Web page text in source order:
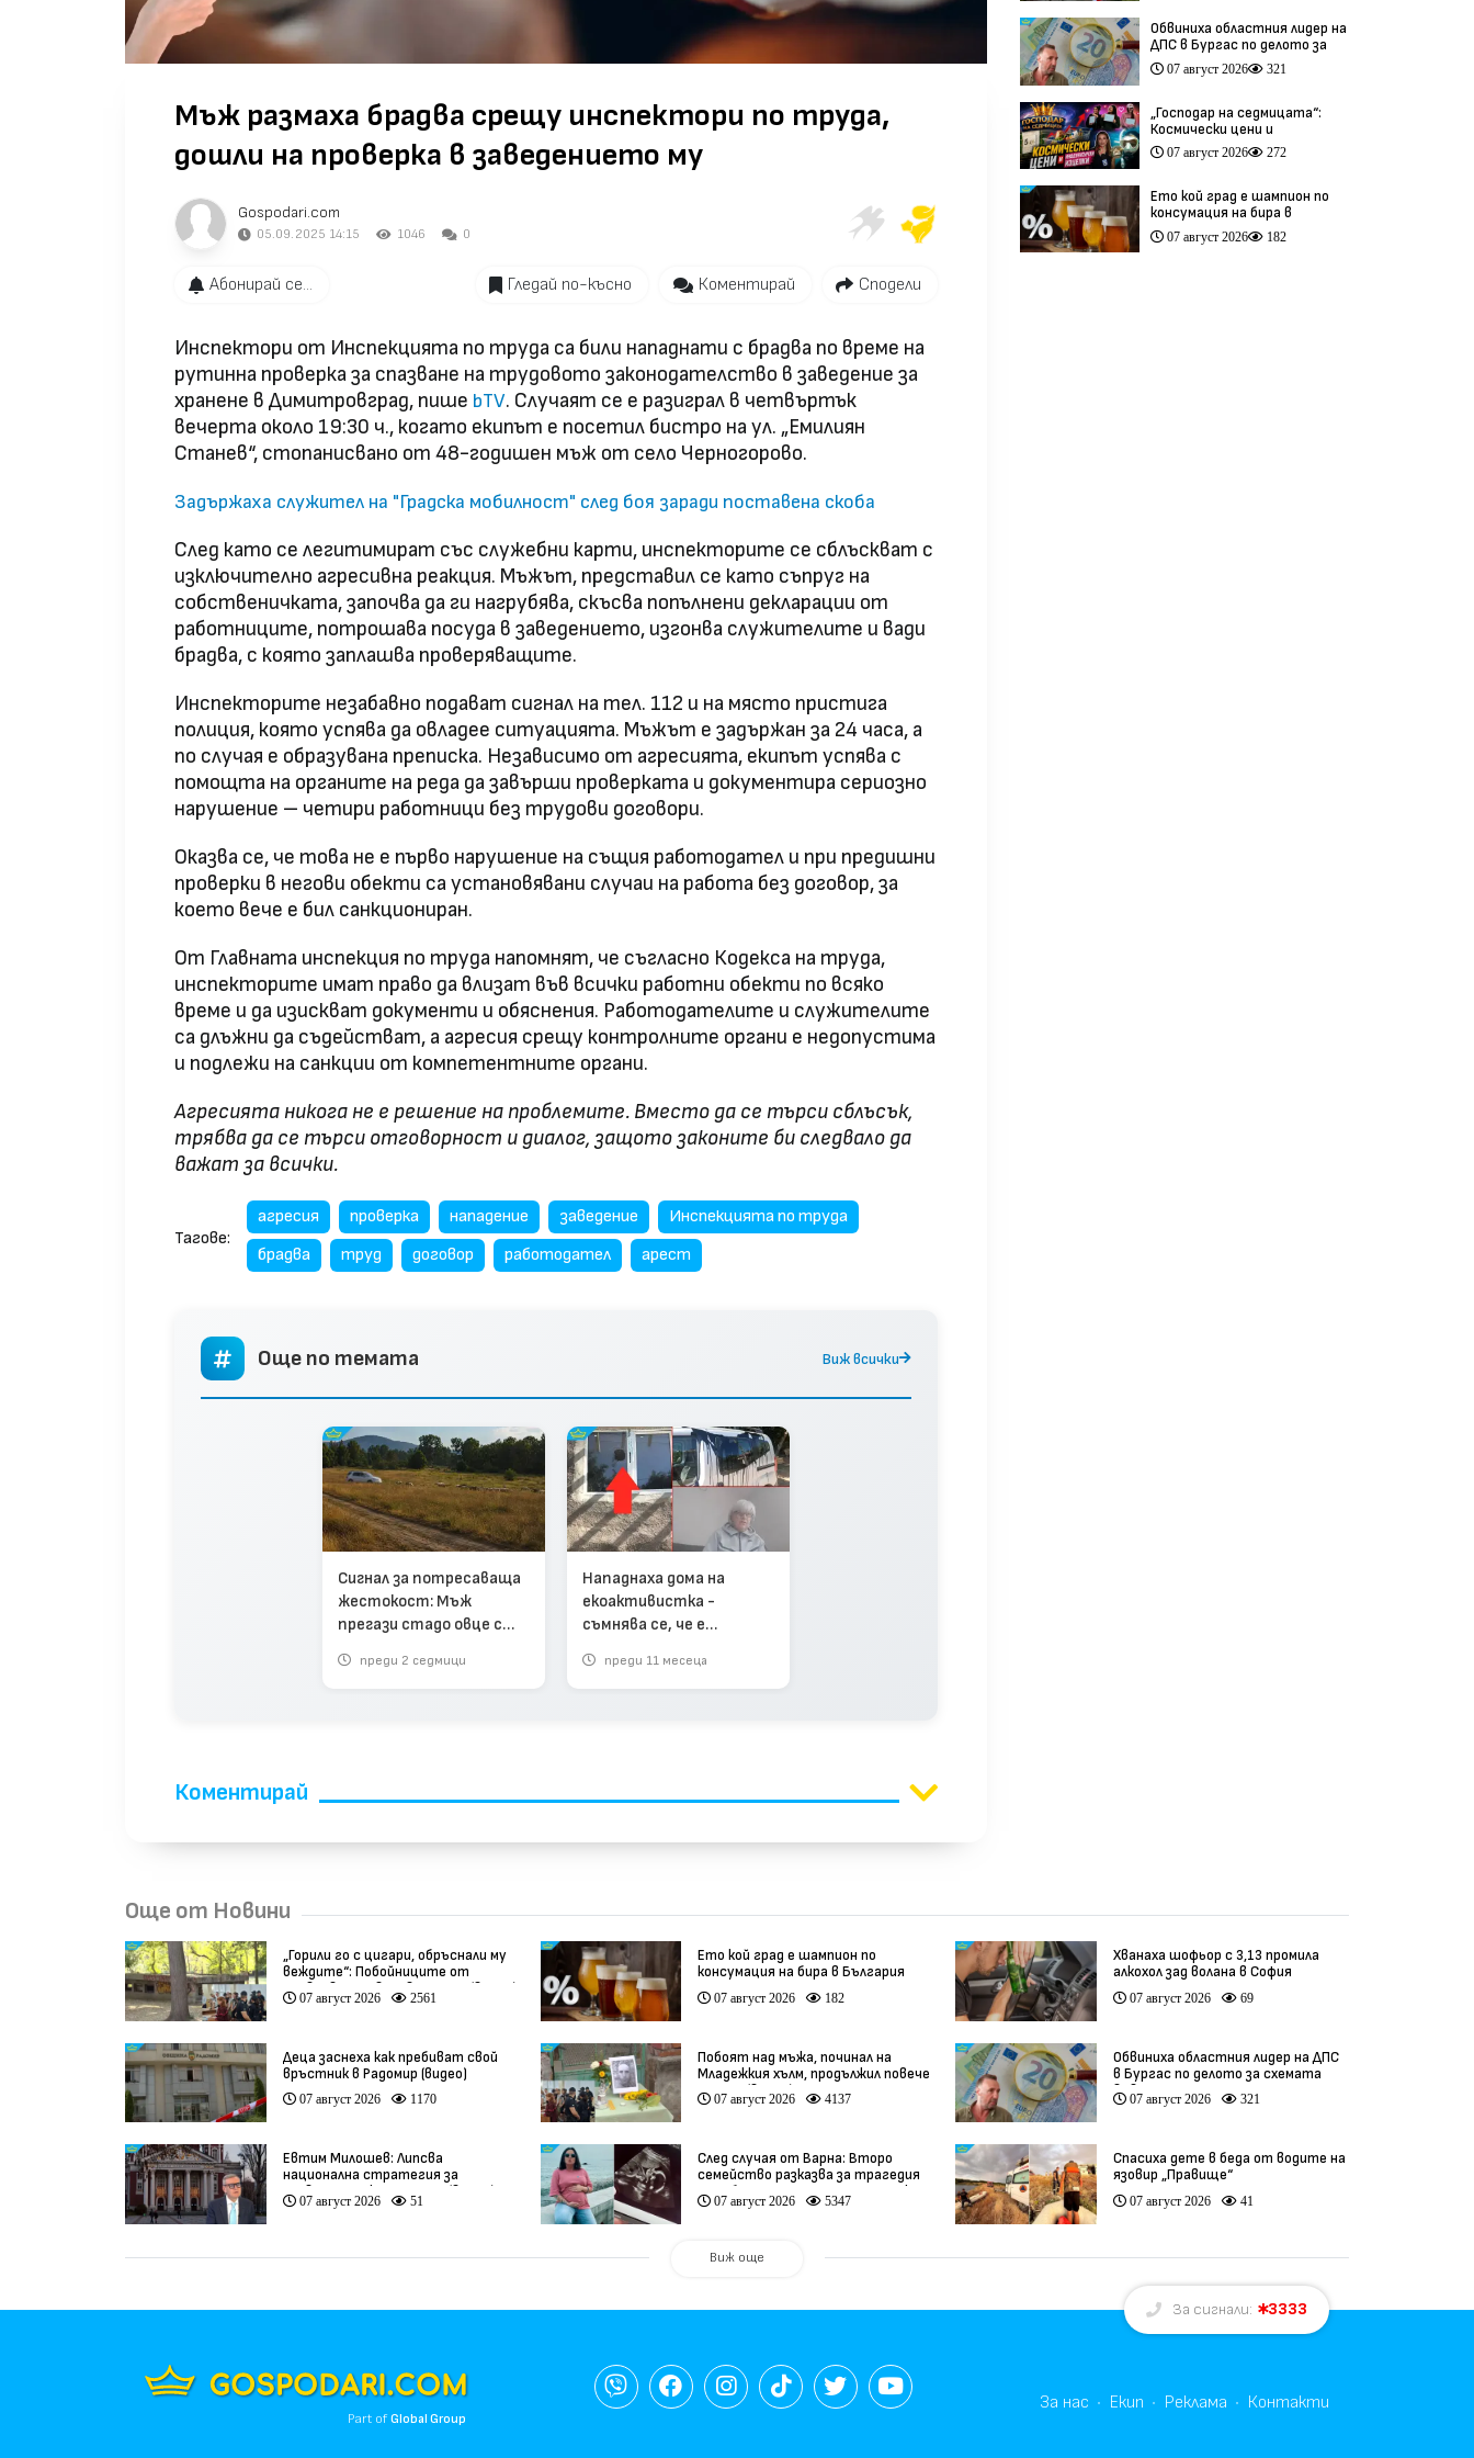
Мъж размаха брадва срещу инспектори по труда,
дошли на проверка в заведението му
Gospodari.com
05.09.2025 14:15 1046 0
Абонирай се... Гледай по-късно Коментирай Сподели
Инспектори от Инспекцията по труда са били нападнати с брадва по време на
рутинна проверка за спазване на трудовото законодателство в заведение за
хранене в Димитровград, пише bTV. Случаят се е разиграл в четвъртък
вечерта около 19:30 ч., когато екипът е посетил бистро на ул. „Емилиян
Станев“, стопанисвано от 48-годишен мъж от село Черногорово.
Задържаха служител на "Градска мобилност" след боя заради поставена скоба
След като се легитимират със служебни карти, инспекторите се сблъскват с
изключително агресивна реакция. Мъжът, представил се като съпруг на
собственичката, започва да ги нагрубява, скъсва попълнени декларации от
работниците, потрошава посуда в заведението, изгонва служителите и вади
брадва, с която заплашва проверяващите.
Инспекторите незабавно подават сигнал на тел. 112 и на място пристига
полиция, която успява да овладее ситуацията. Мъжът е задържан за 24 часа, а
по случая е образувана преписка. Независимо от агресията, екипът успява с
помощта на органите на реда да завърши проверката и документира сериозно
нарушение – четири работници без трудови договори.
Оказва се, че това не е първо нарушение на същия работодател и при предишни
проверки в негови обекти са установявани случаи на работа без договор, за
което вече е бил санкциониран.
От Главната инспекция по труда напомнят, че съгласно Кодекса на труда,
инспекторите имат право да влизат във всички работни обекти по всяко
време и да изискват документи и обяснения. Работодателите и служителите
са длъжни да съдействат, а агресия срещу контролните органи е недопустима
и подлежи на санкции от компетентните органи.
Агресията никога не е решение на проблемите. Вместо да се търси сблъсък,
трябва да се търси отговорност и диалог, защото законите би следвало да
важат за всички.
Тагове:
агресия проверка нападение заведение
Инспекцията по труда
брадва
труд договор работодател арест
Още по темата Виж всички
Сигнал за потресаваща
жестокост: Мъж
прегази стадо овце с
преди 2 седмици
Нападнаха дома на
екоактивистка -
съмнява се, че е
интереси (видео)
преди 11 месеца
Коментирай
Обвиниха областния лидер на
ДПС в Бургас по делото за
схемата във ВиК
07 август 2026 321
„Господар на седмицата“:
Космически цени и
инфлуенсърски изцепки
(видео)
07 август 2026 272
Ето кой град е шампион по
консумация на бира в
България
07 август 2026 182
Още от Новини
„Горили го с цигари, обръснали му
веждите“: Побойниците от
Пловдив остават в ареста (видео)
07 август 2026 2561
Ето кой град е шампион по
консумация на бира в България
07 август 2026 182
Хванаха шофьор с 3,13 промила
алкохол зад волана в София
07 август 2026 69
Деца заснеха как пребиват свой
връстник в Радомир (видео)
07 август 2026 1170
Побоят над мъжа, починал на
Младежкия хълм, продължил повече
от час (видео)
07 август 2026 4137
Обвиниха областния лидер на ДПС
в Бургас по делото за схемата
във ВиК
07 август 2026 321
Евтим Милошев: Липсва
национална стратегия за
развитие на културата (видео)
07 август 2026 51
След случая от Варна: Второ
семейство разказва за трагедия
след бременност при същия лекар
(видео)
07 август 2026 5347
Спасиха дете в беда от водите на
язовир „Правище“
07 август 2026 41
Виж още
За сигнали: 3333
Part ofGlobal Group
За нас Екип Реклама Контакти